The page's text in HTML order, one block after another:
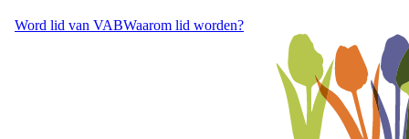
Word lid van VABWaarom lid worden?